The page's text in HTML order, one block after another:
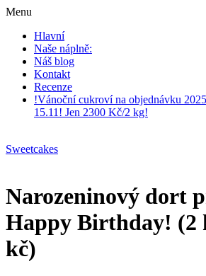
Menu
Hlavní
Naše náplně:
Náš blog
Kontakt
Recenze
!Vánoční cukroví na objednávku
15.11! Jen 2300 Kč/2 kg!
Sweetcakes
Narozeninový dort
Happy Birthday! (2
kč)